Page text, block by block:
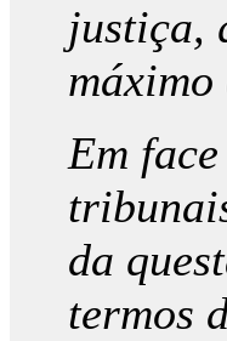
justiça,
Em
da
termos